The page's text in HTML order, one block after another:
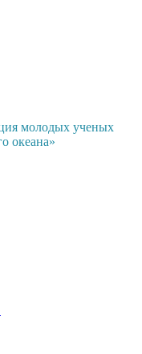
молодых ученых
океана»